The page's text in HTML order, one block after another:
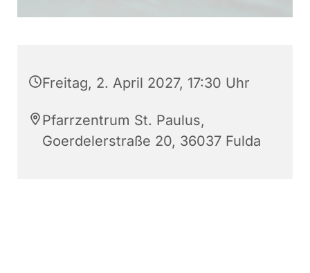
Freitag, 2. April 2027, 17:30 Uhr
Pfarrzentrum St. Paulus,
Goerdelerstraße 20, 36037 Fulda